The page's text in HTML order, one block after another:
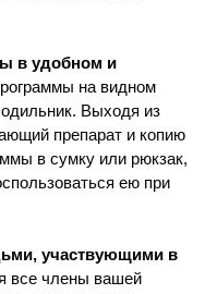
в удобном и
на видном
Выходя из
препарат и копию
в сумку или рюкзак,
ею при
участвующими в
все члены вашей